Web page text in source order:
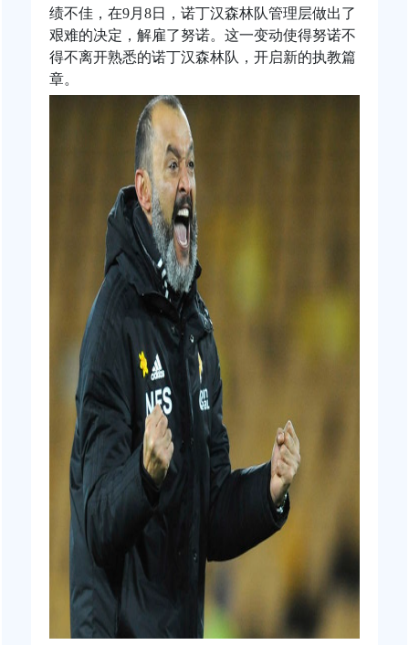
绩不佳，在9月8日，诺丁汉森林队管理层做出了
艰难的决定，解雇了努诺。这一变动使得努诺不
得不离开熟悉的诺丁汉森林队，开启新的执教篇
章。